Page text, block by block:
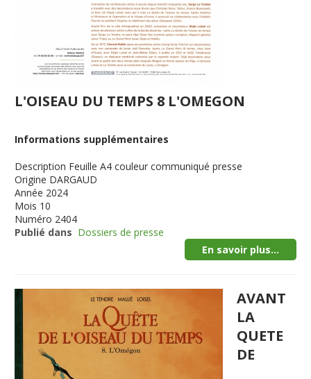
L'OISEAU DU TEMPS 8 L'OMEGON
Informations supplémentaires
Description Feuille A4 couleur communiqué presse
Origine DARGAUD
Année 2024
Mois 10
Numéro 2404
Publié dans Dossiers de presse
En savoir plus...
AVANT
LA
QUETE
DE